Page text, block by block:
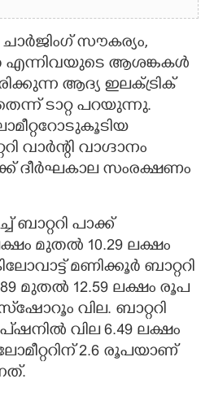
സൗകര്യം,
എന്നിവയുടെ ആശങ്കകൾ
ആദ്യ ഇലക്ട്രിക്
ടാറ്റ പറയുന്നു.
വാർന്റി വാഗ്ദാനം
ദീർഘകാല സംരക്ഷണം
ബാറ്ററി പാക്ക്
മുതൽ 10.29 ലക്ഷം
മണിക്കൂർ ബാറ്ററി
മുതൽ 12.59 ലക്ഷം രൂപ
വില. ബാറ്ററി
വില 6.49 ലക്ഷം
2.6 രൂപയാണ്